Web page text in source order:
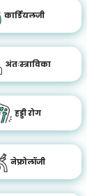
कार्डियलजी
अंतःस्त्राविका
हड्डी रोग
नेफ्रोलॉजी